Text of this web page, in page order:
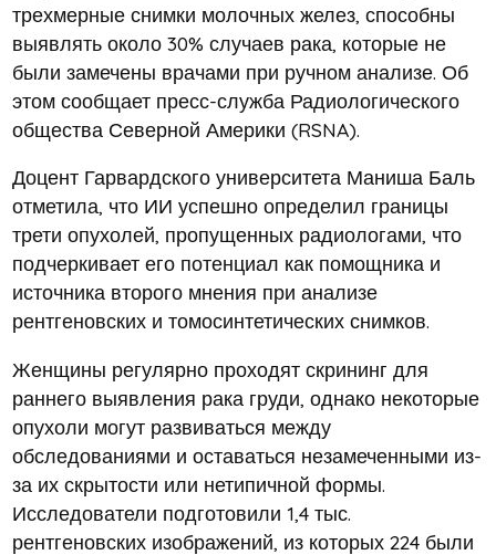
трехмерные снимки молочных желез, способны
выявлять около 30% случаев рака, которые не
были замечены врачами при ручном анализе. Об
этом сообщает пресс-служба Радиологического
общества Северной Америки (RSNA).
Доцент Гарвардского университета Маниша Баль
отметила, что ИИ успешно определил границы
трети опухолей, пропущенных радиологами, что
подчеркивает его потенциал как помощника и
источника второго мнения при анализе
рентгеновских и томосинтетических снимков.
Женщины регулярно проходят скрининг для
раннего выявления рака груди, однако некоторые
опухоли могут развиваться между
обследованиями и оставаться незамеченными из-
за их скрытости или нетипичной формы.
Исследователи подготовили 1,4 тыс.
рентгеновских изображений, из которых 224 были